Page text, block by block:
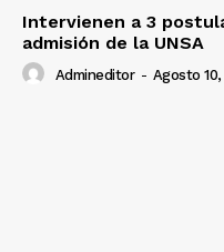
Intervienen a 3
admisión de la UNSA
Admineditor - Agosto